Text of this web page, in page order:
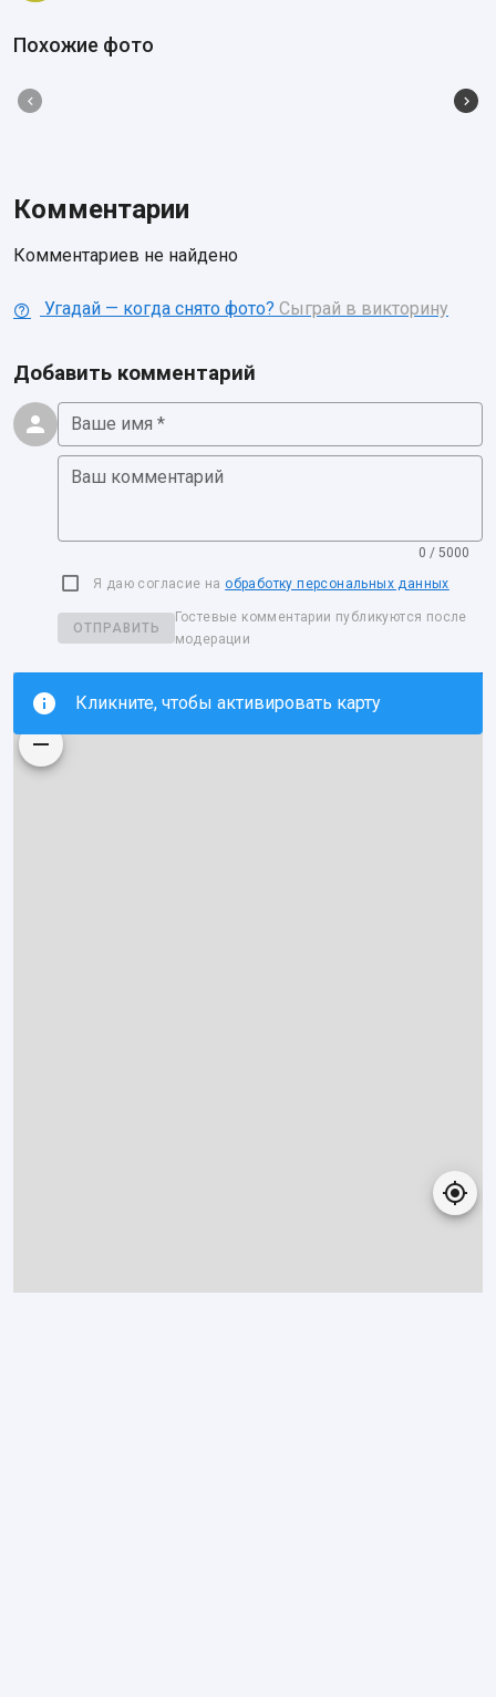
Похожие фото
Комментарии
Комментариев не найдено
Угадай — когда снято фото? Сыграй в викторину
Добавить комментарий
Ваше имя *
Ваш комментарий
0 / 5000
Я даю согласие на обработку персональных данных
ОТПРАВИТЬ
Гостевые комментарии публикуются после
модерации
Кликните, чтобы активировать карту